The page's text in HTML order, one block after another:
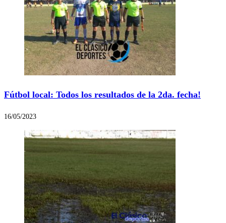
Fútbol local: Todos los resultados de la 2da. fecha!
16/05/2023